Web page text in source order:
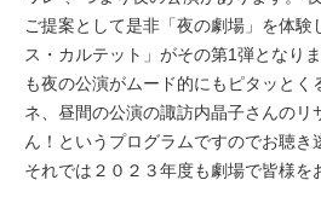
ご提案として是非「夜の劇場」を体験
ス・カルテット」がその第1弾となり
も夜の公演がムード的にもピタッとく
ネ、昼間の公演の諏訪内晶子さんのリ
ん！というプログラムですのでお聴き
それでは２０２３年度も劇場で皆様を